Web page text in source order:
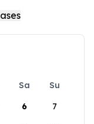
Sa
Su
6 7